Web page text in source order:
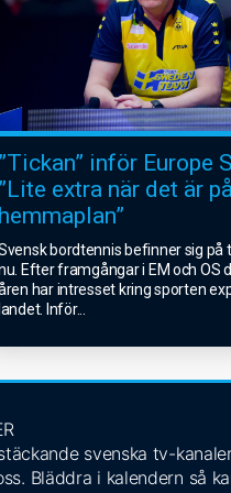
”Tickan” inför Europe
”Lite extra när det är på
hemmaplan”
bordtennis befinner sig på
Efter framgångar i EM och OS
har intresset kring sporten
landet. Inför...
svenska tv-
Bläddra i kalendern så